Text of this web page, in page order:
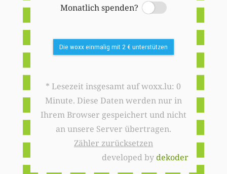
Monatlich spenden?
Switch
Die woxx einmalig mit 2 € unterstützen
* Lesezeit insgesamt auf woxx.lu: 0
Minute. Diese Daten werden nur in
Ihrem Browser gespeichert und nicht
an unsere Server übertragen.
Zähler zurücksetzen
developed bydekoder